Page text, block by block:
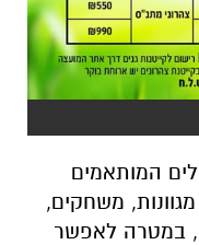
המותאמים
מגוונות, משחקים,
במטרה לאפשר